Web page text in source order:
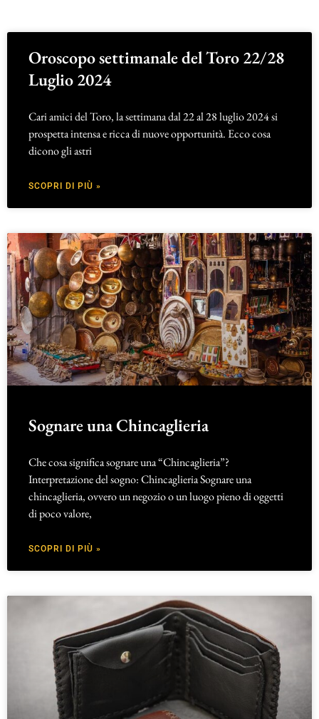
Oroscopo settimanale del Toro 22/28
Luglio 2024
Cari amici del Toro, la settimana dal 22 al 28 luglio 2024 si
prospetta intensa e ricca di nuove opportunità. Ecco cosa
dicono gli astri
SCOPRI DI PIÙ »
Sognare una Chincaglieria
Che cosa significa sognare una “Chincaglieria”?
Interpretazione del sogno: Chincaglieria Sognare una
chincaglieria, ovvero un negozio o un luogo pieno di oggetti
di poco valore,
SCOPRI DI PIÙ »